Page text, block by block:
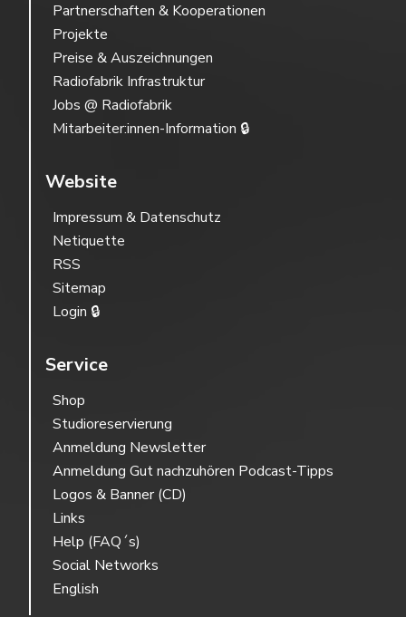
Partnerschaften & Kooperationen
Projekte
Preise & Auszeichnungen
Radiofabrik Infrastruktur
Jobs @ Radiofabrik
Mitarbeiter:innen-Information 🔒
Website
Impressum & Datenschutz
Netiquette
RSS
Sitemap
Login 🔒
Service
Shop
Studioreservierung
Anmeldung Newsletter
Anmeldung Gut nachzuhören Podcast-Tipps
Logos & Banner (CD)
Links
Help (FAQ´s)
Social Networks
English